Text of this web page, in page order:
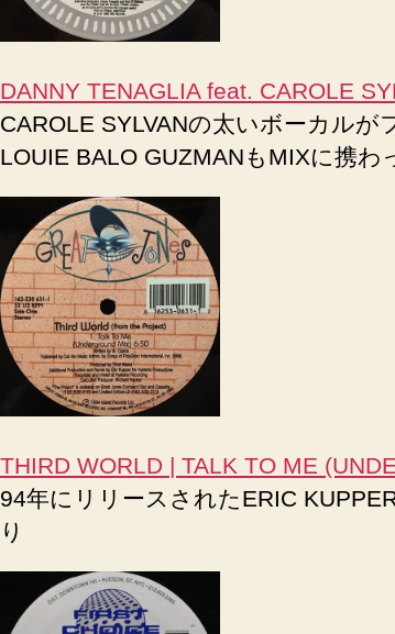
DANNY TENAGLIA feat. CAROLE
CAROLE SYLVANの太いボーカル
LOUIE BALO GUZMANもMIXに携
THIRD WORLD | TALK TO ME
94年にリリースされたERIC
り